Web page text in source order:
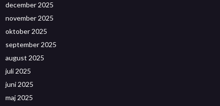
december 2025
november 2025
oktober 2025
september 2025
august 2025
juli 2025
juni 2025
maj 2025